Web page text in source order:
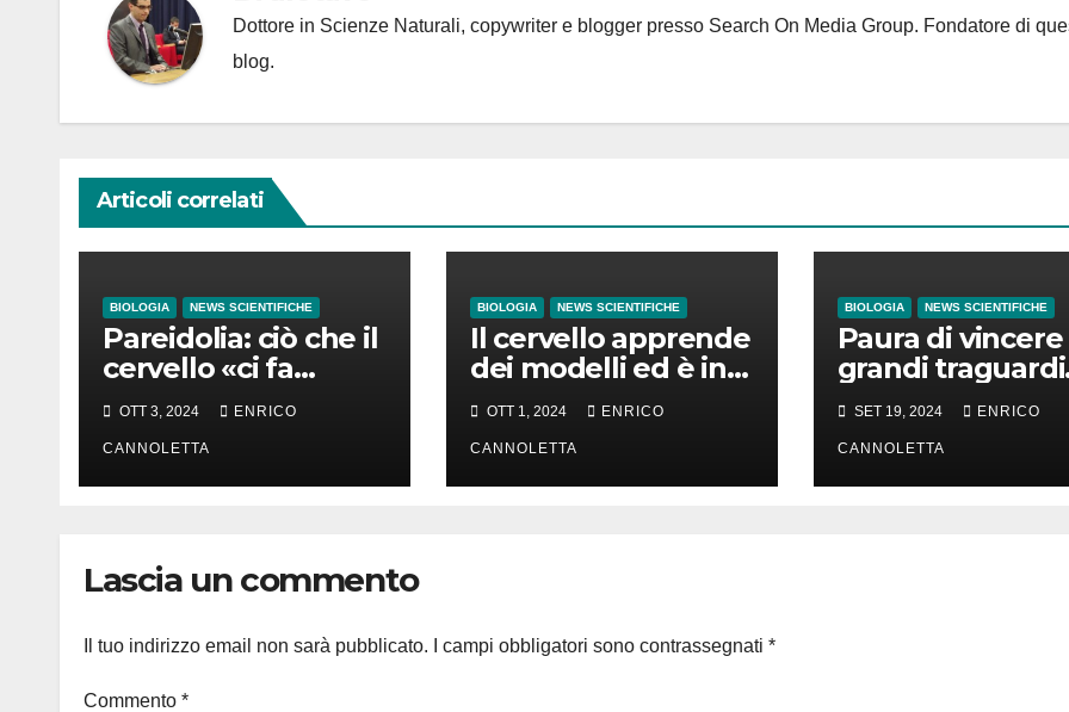
Dottore in Scienze Naturali, copywriter e blogger presso Search On Media Group. Fondatore di
blog.
Articoli correlati
BIOLOGIA NEWS SCIENTIFICHE
Pareidolia: ciò che il
cervello «ci fa
vedere»
OTT 3, 2024 ENRICO
CANNOLETTA
BIOLOGIA NEWS SCIENTIFICHE
Il cervello apprende
dei modelli ed è in
grado di prevedere
il futuro in base ad
essi
OTT 1, 2024 ENRICO
CANNOLETTA
BIOLOGIA NEWS SCIENTIFICHE
Paura di vincere
grandi traguardi
“soffocano” il
cervello
SET 19, 2024 ENRICO
CANNOLETTA
Lascia un commento
Il tuo indirizzo email non sarà pubblicato. I campi obbligatori sono contrassegnati *
Commento *